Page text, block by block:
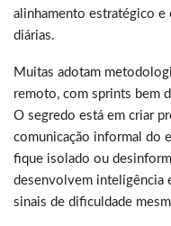
alinhamento estratégico e
diárias.
Muitas adotam
remoto, com sprints bem
O segredo está em criar
comunicação informal do
fique isolado ou
desenvolvem inteligência
sinais de dificuldade